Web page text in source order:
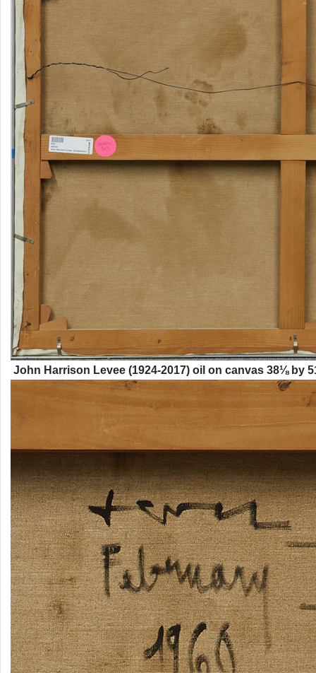
John Harrison Levee (1924-2017) oil on canvas 38⅛ by